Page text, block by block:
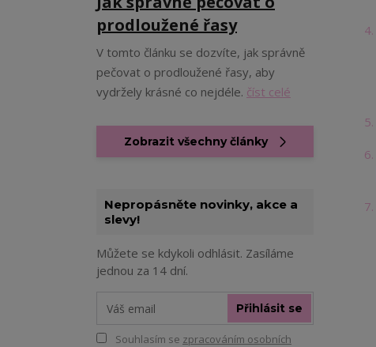
prodloužené řasy
V tomto článku se dozvíte, jak správně
pečovat o prodloužené řasy, aby
vydržely krásné co nejdéle. číst celé
Zobrazit všechny články
Nepropásněte novinky, akce a
slevy!
Můžete se kdykoli odhlásit. Zasíláme
jednou za 14 dní.
Přihlásit se
Souhlasím se zpracováním osobních